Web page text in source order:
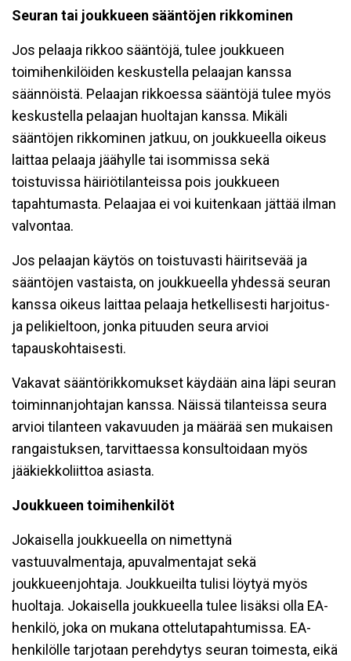
Seuran tai joukkueen sääntöjen rikkominen
Jos pelaaja rikkoo sääntöjä, tulee joukkueen
toimihenkilöiden keskustella pelaajan kanssa
säännöistä. Pelaajan rikkoessa sääntöjä tulee myös
keskustella pelaajan huoltajan kanssa. Mikäli
sääntöjen rikkominen jatkuu, on joukkueella oikeus
laittaa pelaaja jäähylle tai isommissa sekä
toistuvissa häiriötilanteissa pois joukkueen
tapahtumasta. Pelaajaa ei voi kuitenkaan jättää ilman
valvontaa.
Jos pelaajan käytös on toistuvasti häiritsevää ja
sääntöjen vastaista, on joukkueella yhdessä seuran
kanssa oikeus laittaa pelaaja hetkellisesti harjoitus-
ja pelikieltoon, jonka pituuden seura arvioi
tapauskohtaisesti.
Vakavat sääntörikkomukset käydään aina läpi seuran
toiminnanjohtajan kanssa. Näissä tilanteissa seura
arvioi tilanteen vakavuuden ja määrää sen mukaisen
rangaistuksen, tarvittaessa konsultoidaan myös
jääkiekkoliittoa asiasta.
Joukkueen toimihenkilöt
Jokaisella joukkueella on nimettynä
vastuuvalmentaja, apuvalmentajat sekä
joukkueenjohtaja. Joukkueilta tulisi löytyä myös
huoltaja. Jokaisella joukkueella tulee lisäksi olla EA-
henkilö, joka on mukana ottelutapahtumissa. EA-
henkilölle tarjotaan perehdytys seuran toimesta, eikä